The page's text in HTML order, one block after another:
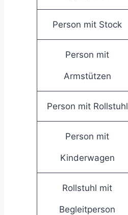
Person mit Stock
Person mit
Armstützen
Person mit Rollstuhl
Person mit
Kinderwagen
Rollstuhl mit
Begleitperson